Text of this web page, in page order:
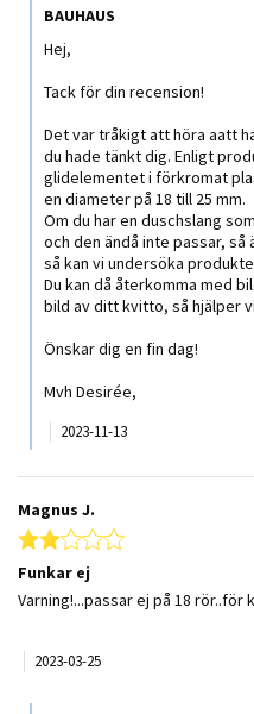
BAUHAUS
Hej,
Tack för din recension!
Det var tråkigt att höra aatt
du hade tänkt dig. Enligt
glidelementet i förkromat
en diameter på 18 till 25 mm.
Om du har en duschslang
och den ändå inte passar,
så kan vi undersöka
Du kan då återkomma med
bild av ditt kvitto, så hjälper
Önskar dig en fin dag!
Mvh Desirée,
2023-11-13
Magnus J.
2.0 star rating
Funkar ej
Review by Magnus J. on 25 Mar
review stating Funkar ej
Varning!...passar ej på 18 rör..för
2023-03-25